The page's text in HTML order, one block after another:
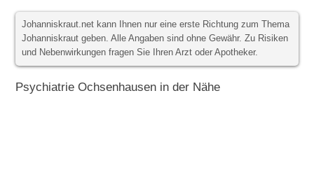
Johanniskraut.net kann Ihnen nur eine erste Richtung zum Thema
Johanniskraut geben. Alle Angaben sind ohne Gewähr. Zu Risiken
und Nebenwirkungen fragen Sie Ihren Arzt oder Apotheker.
Psychiatrie Ochsenhausen in der Nähe